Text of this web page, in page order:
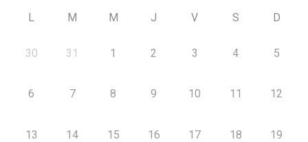
L M M J V S D
30 31 1 2 3 4 5
6 7 8 9 10 11 12
13 14 15 16 17 18 19